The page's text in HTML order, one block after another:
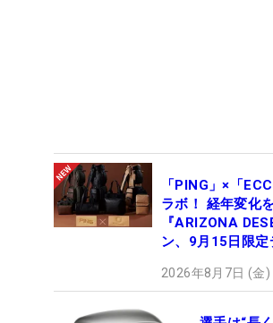
「PING」×「
ラボ！ 経年変化
『ARIZONA
ン、9月15日限定
2026年8月7日 (金